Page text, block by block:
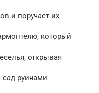
и поручает их
который
открывая
сад руинами